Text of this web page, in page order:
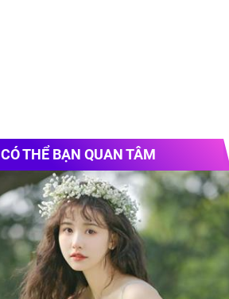
CÓ THỂ BẠN QUAN TÂM